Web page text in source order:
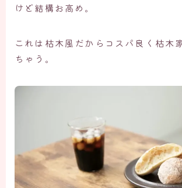
けど結構お高め。
これは枯木風だからコスパ良く枯木
ちゃう。